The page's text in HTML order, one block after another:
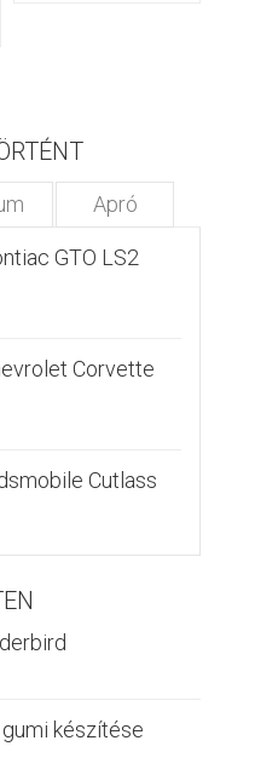
Apró
GTO LS2
Corvette
Cutlass
készítése